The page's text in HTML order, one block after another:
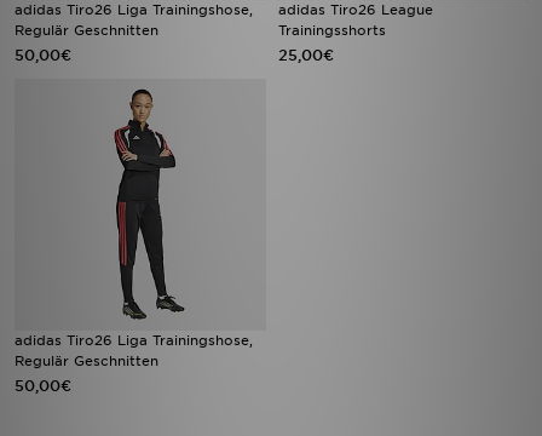
adidas Tiro26 Liga Trainingshose,
Regulär Geschnitten
50,00€
adidas Tiro26 League
Trainingsshorts
25,00€
adidas Tiro26 Liga Trainingshose,
Regulär Geschnitten
50,00€